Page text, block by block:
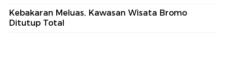
Kebakaran Meluas, Kawasan Wisata Bromo
Ditutup Total